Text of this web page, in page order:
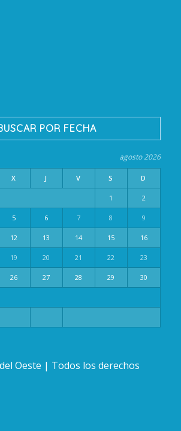
POR FECHA
agosto 2026
X J V S D
1 2
5 6 7 8 9
12 13 14 15 16
19 20 21 22 23
26 27 28 29 30
Oeste | Todos los derechos